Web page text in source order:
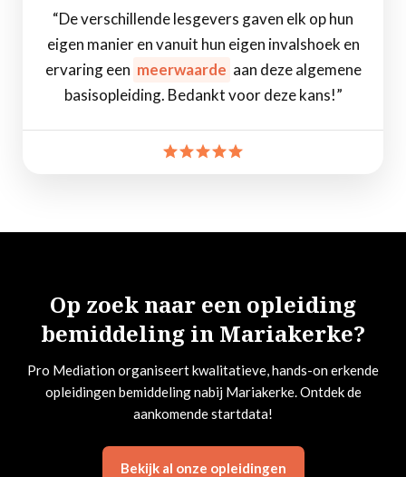
“De verschillende lesgevers gaven elk op hun
eigen manier en vanuit hun eigen invalshoek en
ervaring een meerwaarde aan deze algemene
basisopleiding. Bedankt voor deze kans!”
Op zoek naar een opleiding
bemiddeling in Mariakerke?
Pro Mediation organiseert kwalitatieve, hands-on erkende
opleidingen bemiddeling nabij Mariakerke. Ontdek de
aankomende startdata!
Bekijk al onze opleidingen